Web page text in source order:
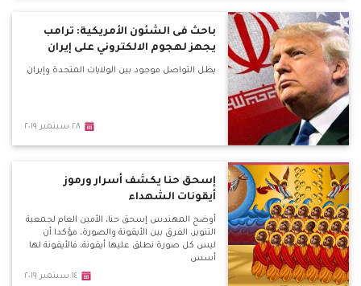
باحث فى الشئون الأمريكية: ترامب
يجهز لهجوم الالكتروني على إيران
يظل التواصل موجود بين الولايات المتحدة وإيران
٢٨ سبتمبر ٢٠١٩
إسحق حنا يكشف أسرار ورموز
أيقونات الشهداء
أوضح المهندس إسحق حنا، الأمين العام لجمعية
التنوير، الفرق بين الأيقونة والصورة، مؤكدا أن
ليس كل صورة نطلق عليها أيقونة، فالأيقونة لها
أسس
١٤ سبتمبر ٢٠١٩